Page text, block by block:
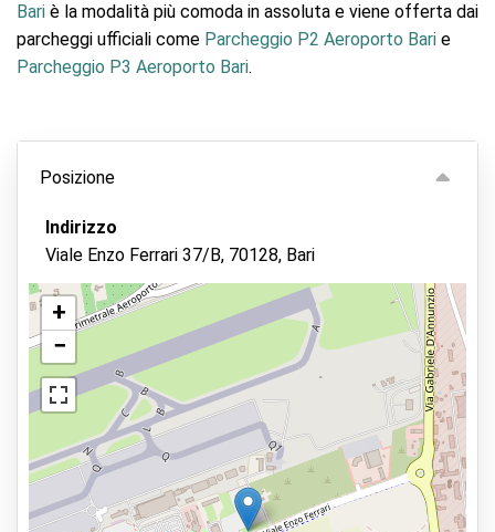
Bari è la modalità più comoda in assoluta e viene offerta dai
parcheggi ufficiali come Parcheggio P2 Aeroporto Bari e
Parcheggio P3 Aeroporto Bari.
Posizione
Indirizzo
Viale Enzo Ferrari 37/B, 70128, Bari
+
−